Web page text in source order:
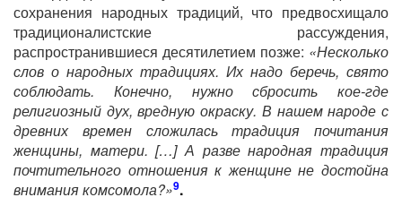
сохранения народных традиций, что предвосхищало
традиционалистские рассуждения,
распространившиеся десятилетием позже: «Несколько
слов о народных традициях. Их надо беречь, свято
соблюдать. Конечно, нужно сбросить кое-где
религиозный дух, вредную окраску. В нашем народе с
древних времен сложилась традиция почитания
женщины, матери. […] А разве народная традиция
почтительного отношения к женщине не достойна
внимания комсомола?»9.